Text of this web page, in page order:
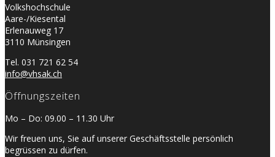
Volkshochschule
Aare-/Kiesental
Erlenauweg 17
3110 Münsingen
Tel. 031 721 62 54
info@vhsak.ch
Öffnungszeiten
Mo – Do: 09.00 – 11.30 Uhr
Wir freuen uns, Sie auf unserer Geschäftsstelle persönlich
begrüssen zu dürfen.